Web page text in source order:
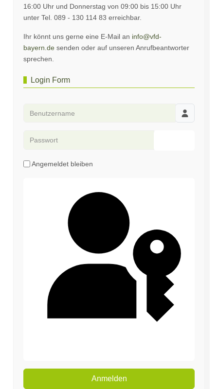
16:00 Uhr und Donnerstag von 09:00 bis 15:00 Uhr
unter Tel. 089 - 130 114 83 erreichbar.
Ihr könnt uns gerne eine E-Mail an info@vfd-
bayern.de senden oder auf unseren Anrufbeantworter
sprechen.
Login Form
Angemeldet bleiben
Anmelden